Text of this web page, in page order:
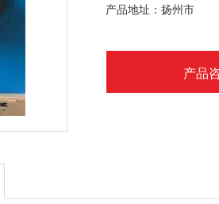
产品地址：扬州市
产品